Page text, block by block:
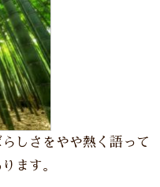
しさをやや熱く語って
ます。